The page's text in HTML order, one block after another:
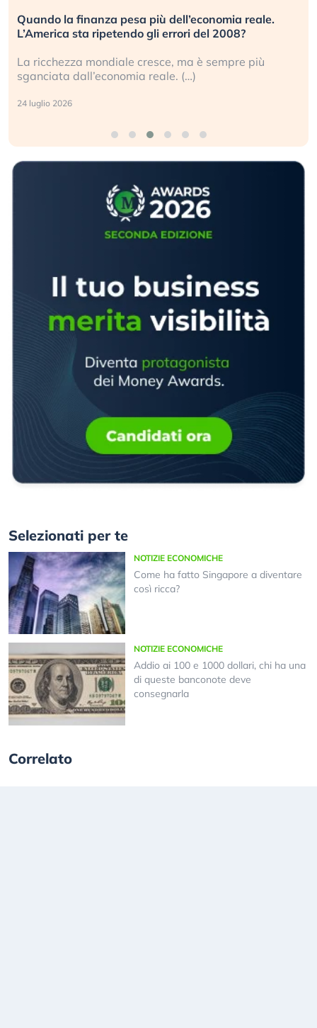
reale.
più
Russia e Cina pronti a spegnere Starlink. Gli
investitori stanno sottovalutando il rischio?
Gli investitori tech continuano a ignorare il
geopolitico: il (…)
Selezionati per te
NOTIZIE ECONOMICHE
Come ha fatto Singapore a diventare
così ricca?
NOTIZIE ECONOMICHE
Addio ai 100 e 1000 dollari, chi ha una
di queste banconote deve
consegnarla
Correlato